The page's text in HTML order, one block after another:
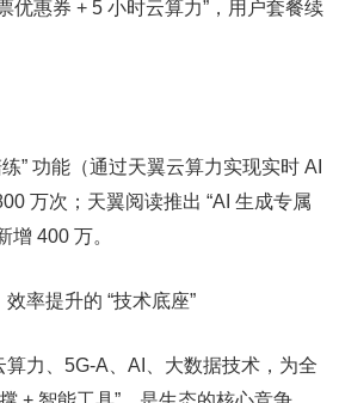
优惠券 + 5 小时云算力”，用户套餐续
” 功能（通过天翼云算力实现实时 AI
万次；天翼阅读推出 “AI 生成专属
增 400 万。​
效率提升的 “技术底座”​
算力、5G-A、AI、大数据技术，为全